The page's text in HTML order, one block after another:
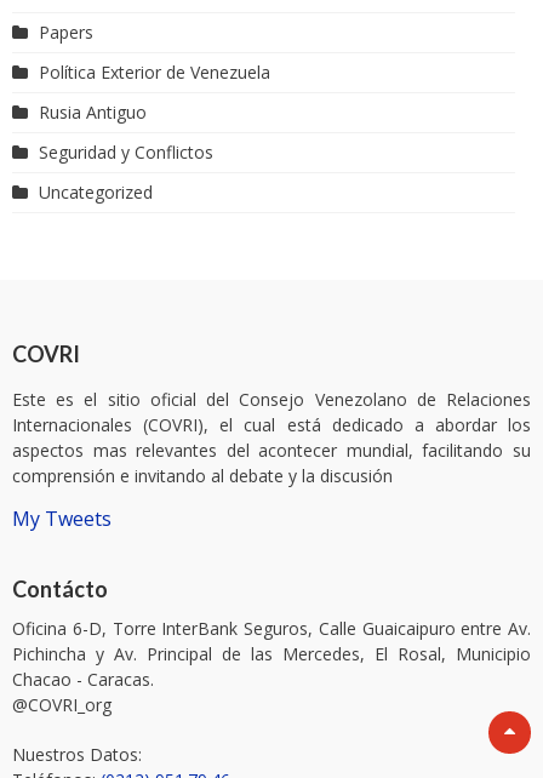
Papers
Política Exterior de Venezuela
Rusia Antiguo
Seguridad y Conflictos
Uncategorized
COVRI
Este es el sitio oficial del Consejo Venezolano de Relaciones
Internacionales (COVRI), el cual está dedicado a abordar los
aspectos mas relevantes del acontecer mundial, facilitando su
comprensión e invitando al debate y la discusión
My Tweets
Contácto
Oficina 6-D, Torre InterBank Seguros, Calle Guaicaipuro entre Av.
Pichincha y Av. Principal de las Mercedes, El Rosal, Municipio
Chacao - Caracas.
@COVRI_org
Nuestros Datos: